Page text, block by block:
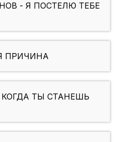
- Я ПОСТЕЛЮ ТЕБЕ
ПРИЧИНА
ТЫ СТАНЕШЬ